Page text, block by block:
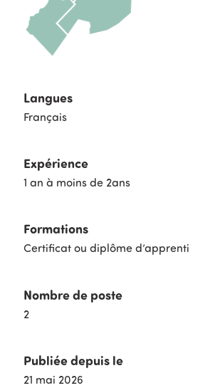
Langues
Français
Expérience
1 an à moins de 2ans
Formations
Certificat ou diplôme d’apprenti
Nombre de poste
2
Publiée depuis le
21 mai 2026